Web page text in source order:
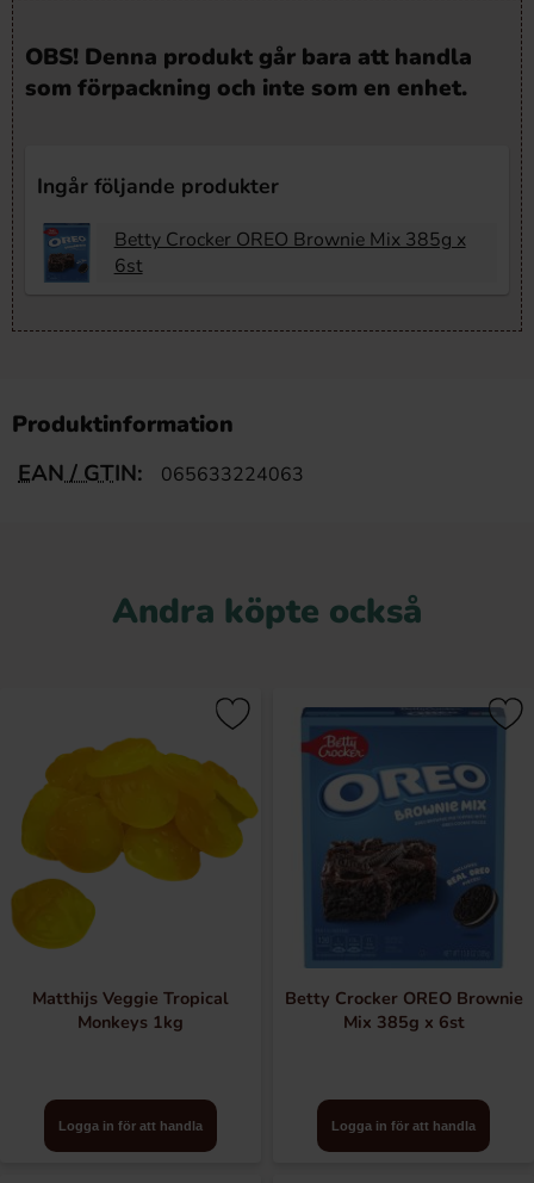
OBS! Denna produkt går bara att handla
som förpackning och inte som en enhet.
Ingår följande produkter
Betty Crocker OREO Brownie Mix 385g x
6st
Produktinformation
EAN / GTIN:
065633224063
Andra köpte också
Matthijs Veggie Tropical
Monkeys 1kg
Logga in för att handla
Betty Crocker OREO Brownie
Mix 385g x 6st
Logga in för att handla